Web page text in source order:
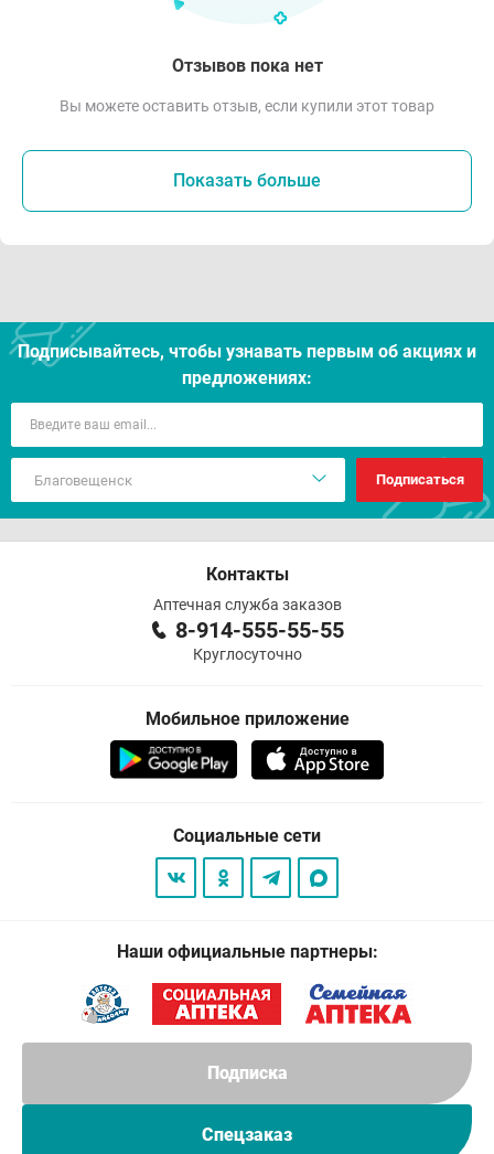
Подписка
Спецзаказ
Отзывов пока нет
Вы можете оставить отзыв, если купили этот товар
Показать больше
Подписывайтесь, чтобы узнавать первым об акцияx и
предложениях:
Подписаться
Контакты
Аптечная служба заказов
8-914-555-55-55
Круглосуточно
Мобильное приложение
Социальные сети
Наши официальные партнеры: